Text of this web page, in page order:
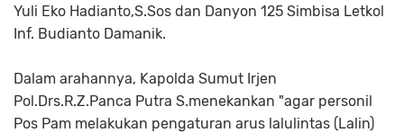
Yuli Eko Hadianto,S.Sos dan Danyon 125 Simbisa Letkol
Inf. Budianto Damanik.
Dalam arahannya, Kapolda Sumut Irjen
Pol.Drs.R.Z.Panca Putra S.menekankan "agar personil
Pos Pam melakukan pengaturan arus lalulintas (Lalin)